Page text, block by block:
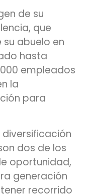
de su
que
abuelo en
hasta
empleados
la
para
diversificación
dos de los
oportunidad,
generación
recorrido